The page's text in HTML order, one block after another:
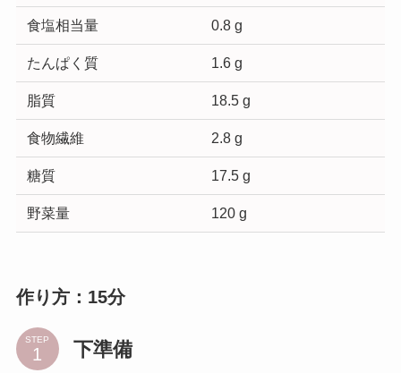
食塩相当量 0.8 g
たんぱく質 1.6 g
脂質 18.5 g
食物繊維 2.8 g
糖質 17.5 g
野菜量 120 g
作り方：15分
STEP 下準備